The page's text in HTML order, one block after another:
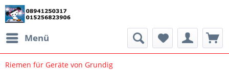
Menü
Riemen für Geräte von Grundig